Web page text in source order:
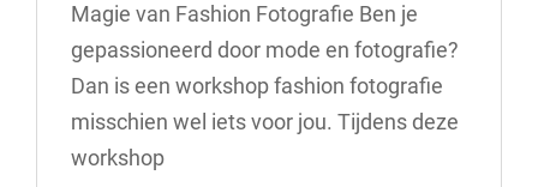
Magie van Fashion Fotografie Ben je
gepassioneerd door mode en fotografie?
Dan is een workshop fashion fotografie
misschien wel iets voor jou. Tijdens deze
workshop